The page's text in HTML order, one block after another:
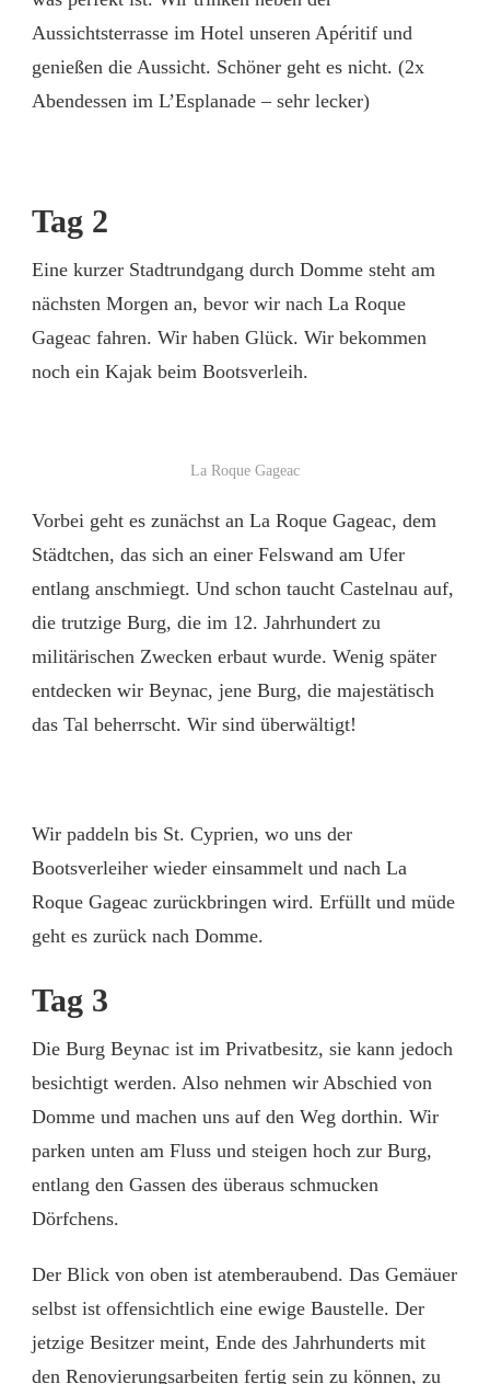
Aussichtsterrasse im Hotel unseren Apéritif und
genießen die Aussicht. Schöner geht es nicht. (2x
Abendessen im L’Esplanade – sehr lecker)
Tag 2
Eine kurzer Stadtrundgang durch Domme steht am
nächsten Morgen an, bevor wir nach La Roque
Gageac fahren. Wir haben Glück. Wir bekommen
noch ein Kajak beim Bootsverleih.
La Roque Gageac
Vorbei geht es zunächst an La Roque Gageac, dem
Städtchen, das sich an einer Felswand am Ufer
entlang anschmiegt. Und schon taucht Castelnau auf,
die trutzige Burg, die im 12. Jahrhundert zu
militärischen Zwecken erbaut wurde. Wenig später
entdecken wir Beynac, jene Burg, die majestätisch
das Tal beherrscht. Wir sind überwältigt!
Wir paddeln bis St. Cyprien, wo uns der
Bootsverleiher wieder einsammelt und nach La
Roque Gageac zurückbringen wird. Erfüllt und müde
geht es zurück nach Domme.
Tag 3
Die Burg Beynac ist im Privatbesitz, sie kann jedoch
besichtigt werden. Also nehmen wir Abschied von
Domme und machen uns auf den Weg dorthin. Wir
parken unten am Fluss und steigen hoch zur Burg,
entlang den Gassen des überaus schmucken
Dörfchens.
Der Blick von oben ist atemberaubend. Das Gemäuer
selbst ist offensichtlich eine ewige Baustelle. Der
jetzige Besitzer meint, Ende des Jahrhunderts mit
den Renovierungsarbeiten fertig sein zu können, zu